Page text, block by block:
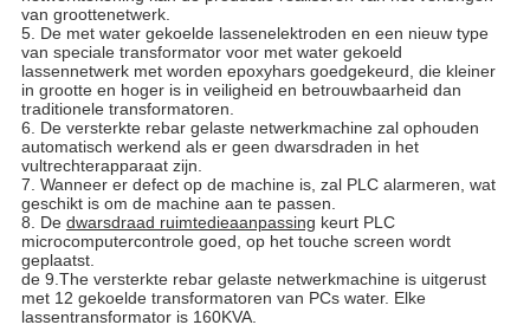
van groottenetwerk.
5. De met water gekoelde lassenelektroden en een nieuw type
van speciale transformator voor met water gekoeld
lassennetwerk met worden epoxyhars goedgekeurd, die kleiner
in grootte en hoger is in veiligheid en betrouwbaarheid dan
traditionele transformatoren.
6. De versterkte rebar gelaste netwerkmachine zal ophouden
automatisch werkend als er geen dwarsdraden in het
vultrechterapparaat zijn.
7. Wanneer er defect op de machine is, zal PLC alarmeren, wat
geschikt is om de machine aan te passen.
8. De dwarsdraad ruimtedieaanpassing keurt PLC
microcomputercontrole goed, op het touche screen wordt
geplaatst.
de 9.The versterkte rebar gelaste netwerkmachine is uitgerust
met 12 gekoelde transformatoren van PCs water. Elke
lassentransformator is 160KVA.